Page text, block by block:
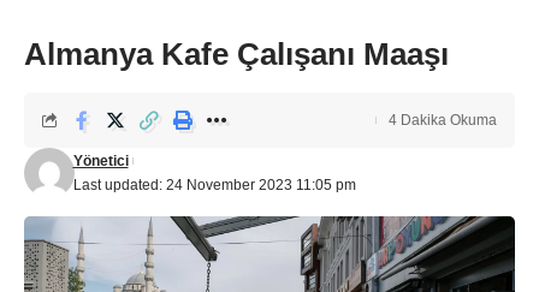
Almanya Kafe Çalışanı Maaşı
Last updated: 24 November 2023 11:05 pm
Yönetici
4 Dakika Okuma